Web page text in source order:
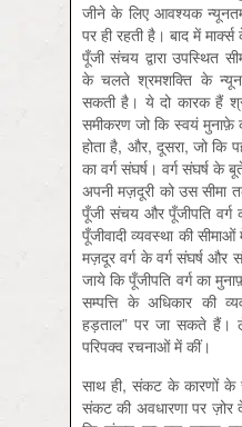
जीने के लिए आवश्यक न्यूनतम
पर ही रहती है। बाद में
पूँजी संचय द्वारा उपस्थित
के चलते श्रमशक्ति के
सकती है। ये दो कारक हैं
समीकरण जो कि स्वयं मुनाफ़े
होता है, और, दूसरा, जो कि
का वर्ग संघर्ष। वर्ग संघर्ष के
अपनी मज़दूरी को उस सीमा
पूँजी संचय और पूँजीपति वर्ग
पूँजीवादी व्यवस्था की
मज़दूर वर्ग के वर्ग संघर्ष
जाये कि पूँजीपति वर्ग का
सम्पत्ति के अधिकार की
हड़ताल” पर जा सकते हैं।
परिपक्व रचनाओं में कीं।
साथ ही, संकट के कारणों के
संकट की अवधारणा पर ज़ोर